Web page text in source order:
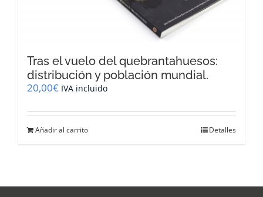
Tras el vuelo del quebrantahuesos:
distribución y población mundial.
20,00€ IVA incluido
Añadir al carrito Detalles